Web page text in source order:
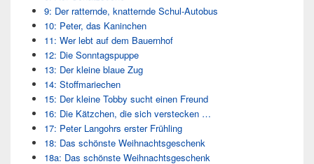
9: Der ratternde, knatternde Schul-Autobus
10: Peter, das Kaninchen
11: Wer lebt auf dem Bauernhof
12: Die Sonntagspuppe
13: Der kleine blaue Zug
14: Stoffmariechen
15: Der kleine Tobby sucht einen Freund
16: Die Kätzchen, die sich verstecken …
17: Peter Langohrs erster Frühling
18: Das schönste Weihnachtsgeschenk
18a: Das schönste Weihnachtsgeschenk